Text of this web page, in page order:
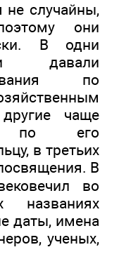
не случайны,
они
В одни
давали
по
чаще
по его
в третьих
В
во
названиях
даты, имена
ученых,